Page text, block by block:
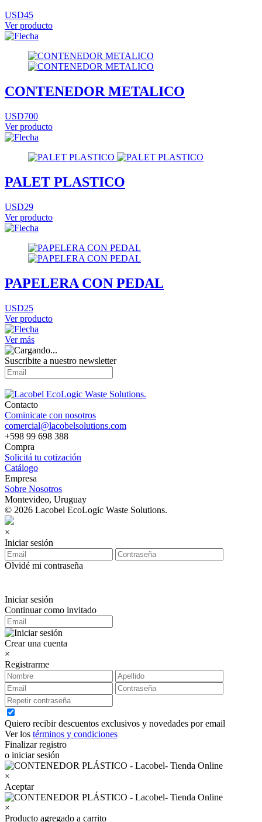
USD45
Ver producto
CONTENEDOR METALICO
USD700
Ver producto
PALET PLASTICO
USD29
Ver producto
PAPELERA CON PEDAL
USD25
Ver producto
Ver más
Suscribite a nuestro newsletter
Contacto
Cominicate con nosotros
comercial@lacobelsolutions.com
+598 99 698 388
Compra
Solicitá tu cotización
Catálogo
Empresa
Sobre Nosotros
Montevideo, Uruguay
© 2026 Lacobel EcoLogic Waste Solutions.
×
Iniciar sesión
Olvidé mi contraseña
Iniciar sesión
Continuar como invitado
Crear una cuenta
×
Registrarme
Quiero recibir descuentos exclusivos y novedades por email
Ver los términos y condiciones
Finalizar registro
o iniciar sesión
×
Aceptar
×
Producto agregado a carrito